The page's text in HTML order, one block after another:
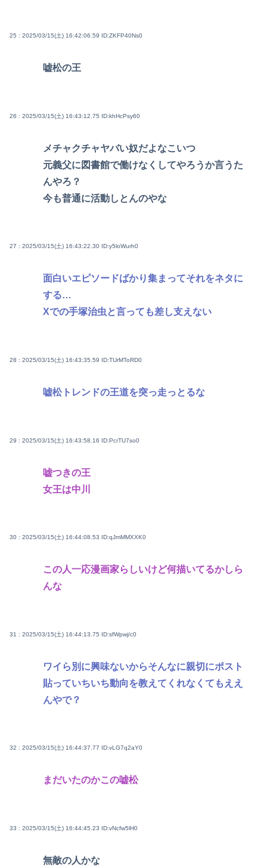
25 : 2025/03/15(土) 16:42:06.59 ID:ZKFP40Ns0
嘘松の王
26 : 2025/03/15(土) 16:43:12.75 ID:khHcPsy60
メチャクチャヤバい奴だよなこいつ
元義父に図書館で働けなくしてやろうか言うた
んやろ？
今も普通に活動しとんのやな
27 : 2025/03/15(土) 16:43:22.30 ID:y5loWurh0
面白いエピソードばかり集まってそれをネタに
する…
Xでの手塚治虫と言っても差し支えない
28 : 2025/03/15(土) 16:43:35.59 ID:TUrMToRD0
嘘松トレンドの王道を突っ走っとるな
29 : 2025/03/15(土) 16:43:58.16 ID:PcrTU7so0
嘘つきの王
女王は中川
30 : 2025/03/15(土) 16:44:08.53 ID:qJmMMXXK0
この人一応漫画家らしいけど何描いてるかしら
んな
31 : 2025/03/15(土) 16:44:13.75 ID:sfWpwj/c0
ワイら別に興味ないからそんなに親切にポスト
貼っていちいち動向を教えてくれなくてもええ
んやで？
32 : 2025/03/15(土) 16:44:37.77 ID:vLG7q2aY0
まだいたのかこの嘘松
33 : 2025/03/15(土) 16:44:45.23 ID:vNcfw5lH0
無敵の人かな